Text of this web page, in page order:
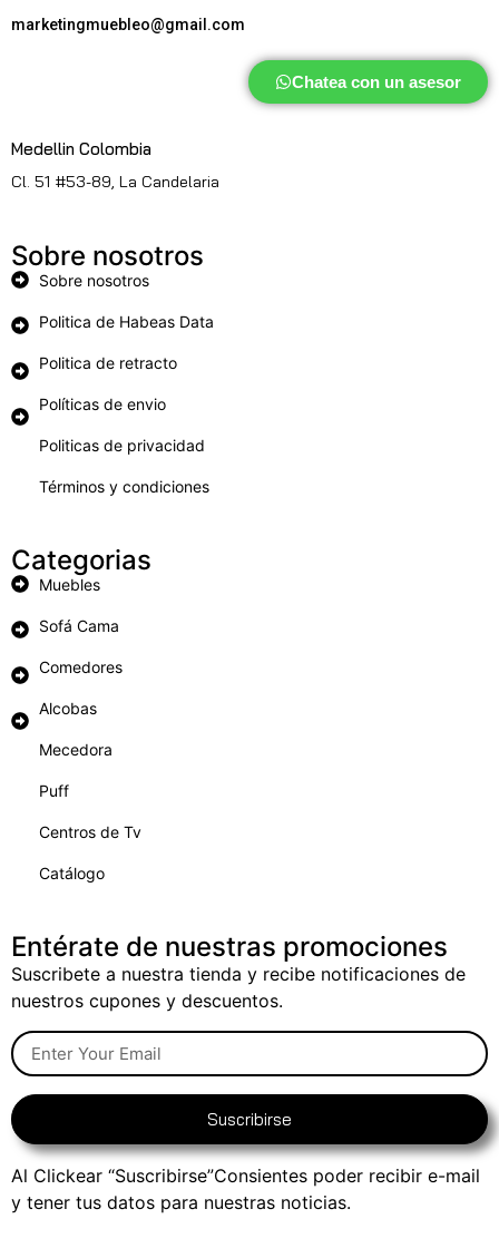
marketingmuebleo@gmail.com
Chatea con un asesor
Medellin Colombia
Cl. 51 #53-89, La Candelaria
Sobre nosotros
Sobre nosotros
Politica de Habeas Data
Politica de retracto
Políticas de envio
Politicas de privacidad
Términos y condiciones
Categorias
Muebles
Sofá Cama
Comedores
Alcobas
Mecedora
Puff
Centros de Tv
Catálogo
Entérate de nuestras promociones
Suscribete a nuestra tienda y recibe notificaciones de
nuestros cupones y descuentos.
Suscribirse
Al Clickear “Suscribirse”Consientes poder recibir e-mail
y tener tus datos para nuestras noticias.